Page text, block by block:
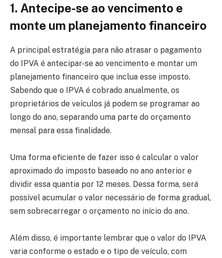
1. Antecipe-se ao vencimento e
monte um planejamento financeiro
A principal estratégia para não atrasar o pagamento
do IPVA é antecipar-se ao vencimento e montar um
planejamento financeiro que inclua esse imposto.
Sabendo que o IPVA é cobrado anualmente, os
proprietários de veículos já podem se programar ao
longo do ano, separando uma parte do orçamento
mensal para essa finalidade.
Uma forma eficiente de fazer isso é calcular o valor
aproximado do imposto baseado no ano anterior e
dividir essa quantia por 12 meses. Dessa forma, será
possível acumular o valor necessário de forma gradual,
sem sobrecarregar o orçamento no início do ano.
Além disso, é importante lembrar que o valor do IPVA
varia conforme o estado e o tipo de veículo, com